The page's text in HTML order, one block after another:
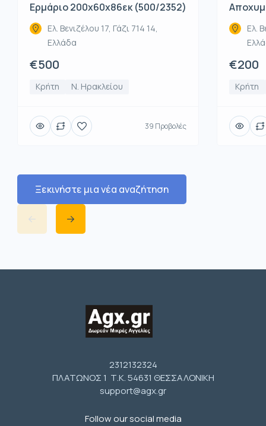
Ερμάριο 200x60x86εκ (500/2352)
Ελ. Βενιζέλου 17, Γάζι 714 14,
Ελλάδα
€500
Κρήτη Ν. Ηρακλείου
39 Προβολές
Ελ.
€200
Κρήτη
Ξεκινήστε μια νέα αναζήτηση
2312132324
ΠΛΑΤΩΝΟΣ 1 Τ.Κ. 54631 ΘΕΣΣΑΛΟΝΙΚΗ
support@agx.gr
Follow our social media